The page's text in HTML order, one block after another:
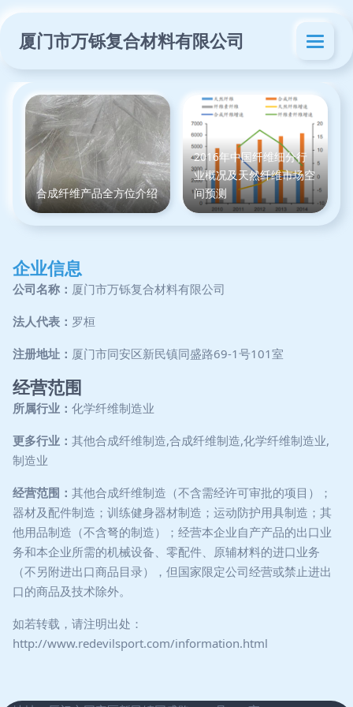
厦门市万铄复合材料有限公司
合成纤维产品全方位介绍
2016年中国纤维细分行
业概况及天然纤维市场空
间预测
企业信息
公司名称： 厦门市万铄复合材料有限公司
法人代表： 罗桓
注册地址： 厦门市同安区新民镇同盛路69-1号101室
经营范围
所属行业： 化学纤维制造业
更多行业： 其他合成纤维制造,合成纤维制造,化学纤维制造业,
制造业
经营范围： 其他合成纤维制造（不含需经许可审批的项目）；
器材及配件制造；训练健身器材制造；运动防护用具制造；其
他用品制造（不含弩的制造）；经营本企业自产产品的出口业
务和本企业所需的机械设备、零配件、原辅材料的进口业务
（不另附进出口商品目录），但国家限定公司经营或禁止进出
口的商品及技术除外。
如若转载，请注明出处：
http://www.redevilsport.com/information.html